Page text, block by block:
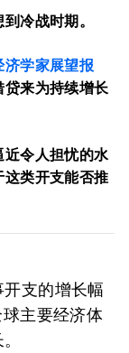
冷战时期。
济学家展望报
贷来为持续增长
近令人担忧的水
类开支能否推
开支的增长幅
主要经济体